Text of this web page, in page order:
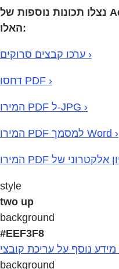
נצלו תכונות נוספות של Adobe Acrobat בעזרת העצות
האלו:
ערכו קבצים סרוקים ›
דחסו PDF ›
המירו PDF ל-JPG ›
המירו PDF למסמך Word ›
style
two up
background
#EEF3F8
background